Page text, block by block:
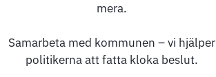
mera.
Samarbeta med kommunen – vi hjälper
politikerna att fatta kloka beslut.